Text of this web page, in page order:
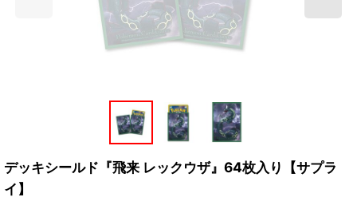
デッキシールド『飛来 レックウザ』64枚入り【サプラ
イ】